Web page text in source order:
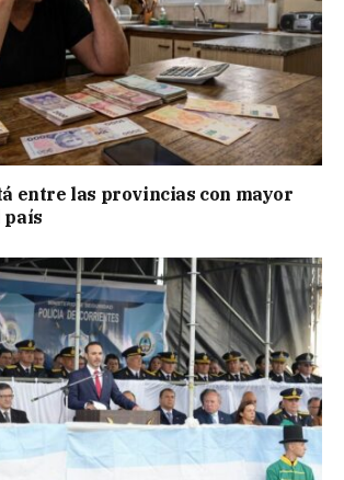
entre las provincias con mayor
país